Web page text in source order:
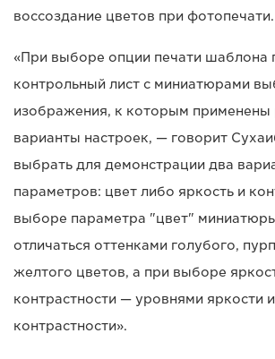
воссоздание цветов при фотопечати.
«При выборе опции печати шаблона
контрольный лист с миниатюрами
изображения, к которым применены
варианты настроек, — говорит
выбрать для демонстрации два
параметров: цвет либо яркость и
выборе параметра "цвет"
отличаться оттенками голубого,
желтого цветов, а при выборе
контрастности — уровнями яркости и
контрастности».